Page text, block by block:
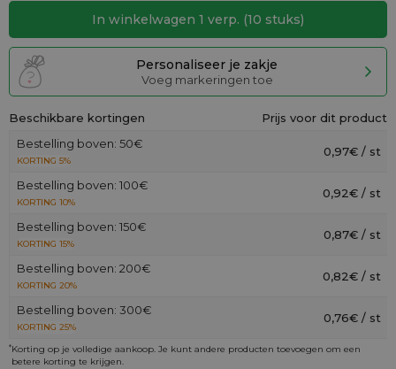
In winkelwagen 1 verp. (10 stuks)
Personaliseer je zakje
Voeg markeringen toe
Beschikbare kortingen
Prijs voor dit product
Bestelling boven: 50€
KORTING 5%
0,97€ / st
Bestelling boven: 100€
KORTING 10%
0,92€ / st
Bestelling boven: 150€
KORTING 15%
0,87€ / st
Bestelling boven: 200€
KORTING 20%
0,82€ / st
Bestelling boven: 300€
KORTING 25%
0,76€ / st
*Korting op je volledige aankoop. Je kunt andere producten toevoegen om een
betere korting te krijgen.